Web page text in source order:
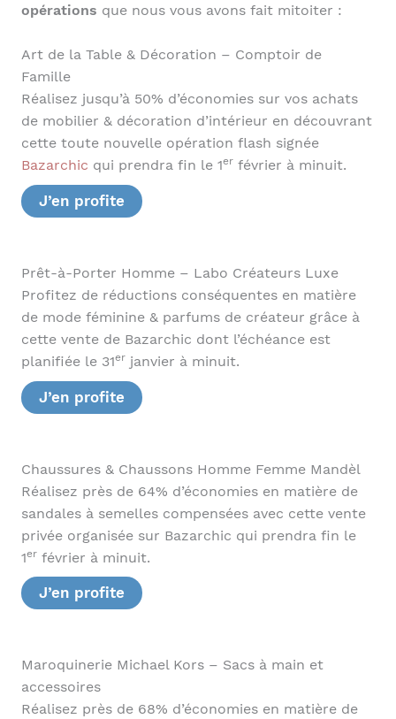
opérations que nous vous avons fait mitoiter :
Art de la Table & Décoration – Comptoir de
Famille
Réalisez jusqu’à 50% d’économies sur vos achats
de mobilier & décoration d’intérieur en découvrant
cette toute nouvelle opération flash signée
Bazarchic qui prendra fin le 1erfévrier à minuit.
J’en profite
Prêt-à-Porter Homme – Labo Créateurs Luxe
Profitez de réductions conséquentes en matière
de mode féminine & parfums de créateur grâce à
cette vente de Bazarchic dont l’échéance est
planifiée le 31erjanvier à minuit.
J’en profite
Chaussures & Chaussons Homme Femme Mandèl
Réalisez près de 64% d’économies en matière de
sandales à semelles compensées avec cette vente
privée organisée sur Bazarchic qui prendra fin le
1erfévrier à minuit.
J’en profite
Maroquinerie Michael Kors – Sacs à main et
accessoires
Réalisez près de 68% d’économies en matière de